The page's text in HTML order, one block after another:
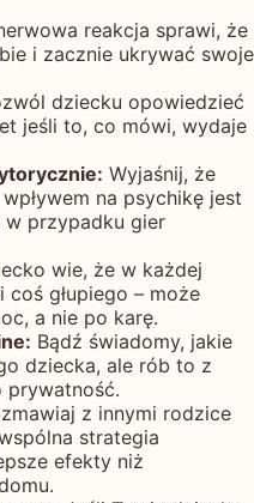
reakcja sprawi, że
i zacznie ukrywać swoje
dziecku opowiedzieć
jeśli to, co mówi, wydaje
Wyjaśnij, że
na psychikę jest
w przypadku gier
wie, że w każdej
głupiego – może
a nie po karę.
Bądź świadomy, jakie
dziecka, ale rób to z
prywatność.
z innymi rodzice
strategia
efekty niż